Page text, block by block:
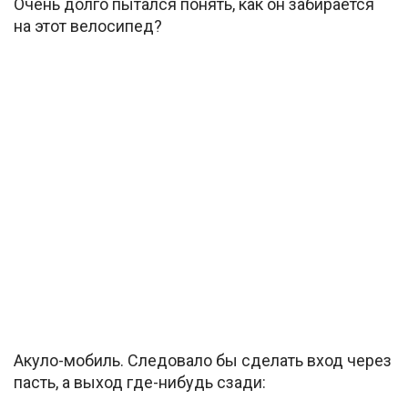
Очень долго пытался понять, как он забирается
на этот велосипед?
Акуло-мобиль. Следовало бы сделать вход через
пасть, а выход где-нибудь сзади: